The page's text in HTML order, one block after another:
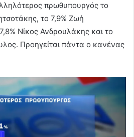
πρωθυπουργός το
το 7,9% Ζωή
Νίκος Ανδρουλάκης και το
Προηγείται πάντα ο κανένας